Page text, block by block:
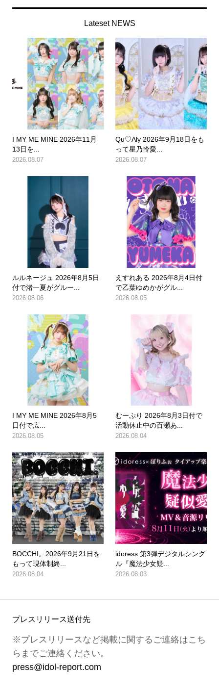
Lateset NEWS
I MY ME MINE 2026年11月
13日を...
2026.08.07
Qu♡Aly 2026年9月18日をも
って星乃怜愛...
2026.08.07
ルルネージュ 2026年8月5日
付で渚一夏がグルー...
2026.08.06
えすれある 2026年8月4日付
で乙葉ゆめかがグル...
2026.08.05
I MY ME MINE 2026年8月5
日付で広...
2026.08.05
むーぷり 2026年8月3日付で
活動休止中の百瀬あ...
2026.08.04
BOCCHI。2026年9月21日を
もって現体制終...
2026.08.04
idoress 第3弾デジタルシング
ル『魔法少女疑...
2026.08.03
プレスリリース送付先
※プレスリリースなど掲載に関するご連絡はこち
らまでご連絡ください。
press@idol-report.com